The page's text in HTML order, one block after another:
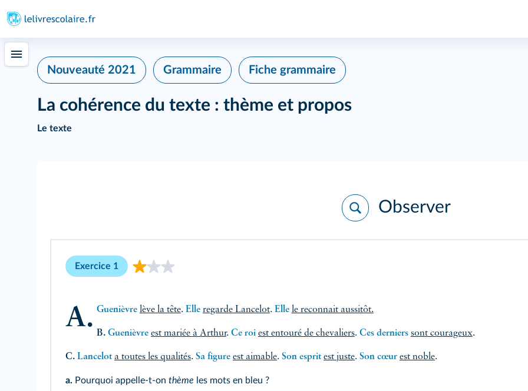
Nouveauté 2021 Grammaire Fiche grammaire
La cohérence du texte : thème et propos
Le texte
Observer
Exercice 1
A. Guenièvre lève la tête. Elle regarde Lancelot. Elle le reconnait aussitôt.
B. Guenièvre est mariée à Arthur. Ce roi est entouré de chevaliers. Ces derniers sont courageux.
C. Lancelot a toutes les qualités. Sa figure est aimable. Son esprit est juste. Son cœur est noble.
a. Pourquoi appelle‑t‑on thème les mots en bleu ?